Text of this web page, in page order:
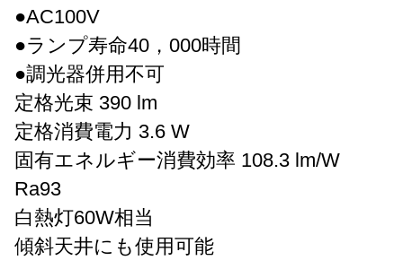
●AC100V
●ランプ寿命40，000時間
●調光器併用不可
定格光束 390 lm
定格消費電力 3.6 W
固有エネルギー消費効率 108.3 lm/W
Ra93
白熱灯60W相当
傾斜天井にも使用可能